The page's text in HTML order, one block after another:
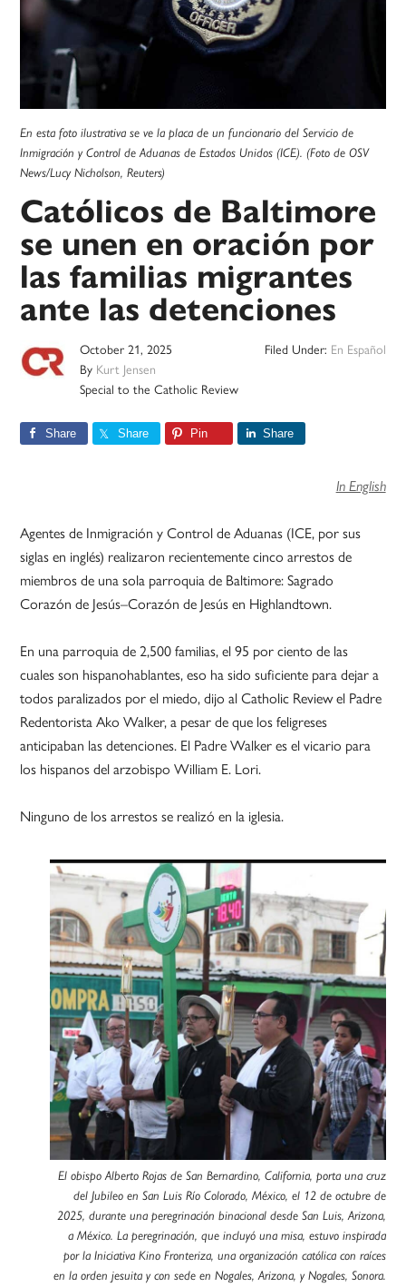
En esta foto ilustrativa se ve la placa de un funcionario del Servicio de
Inmigración y Control de Aduanas de Estados Unidos (ICE). (Foto de OSV
News/Lucy Nicholson, Reuters)
Católicos de Baltimore
se unen en oración por
las familias migrantes
ante las detenciones
October 21, 2025
By Kurt Jensen
Special to the Catholic Review
Filed Under: En Español
Share Share Pin Share
In English
Agentes de Inmigración y Control de Aduanas (ICE, por sus
siglas en inglés) realizaron recientemente cinco arrestos de
miembros de una sola parroquia de Baltimore: Sagrado
Corazón de Jesús–Corazón de Jesús en Highlandtown.
En una parroquia de 2,500 familias, el 95 por ciento de las
cuales son hispanohablantes, eso ha sido suficiente para dejar a
todos paralizados por el miedo, dijo al Catholic Review el Padre
Redentorista Ako Walker, a pesar de que los feligreses
anticipaban las detenciones. El Padre Walker es el vicario para
los hispanos del arzobispo William E. Lori.
Ninguno de los arrestos se realizó en la iglesia.
El obispo Alberto Rojas de San Bernardino, California, porta una cruz
del Jubileo en San Luis Río Colorado, México, el 12 de octubre de
2025, durante una peregrinación binacional desde San Luis, Arizona,
a México. La peregrinación, que incluyó una misa, estuvo inspirada
por la Iniciativa Kino Fronteriza, una organización católica con raíces
en la orden jesuita y con sede en Nogales, Arizona, y Nogales, Sonora.